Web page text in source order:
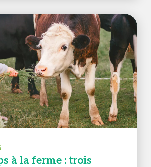
à la ferme : trois